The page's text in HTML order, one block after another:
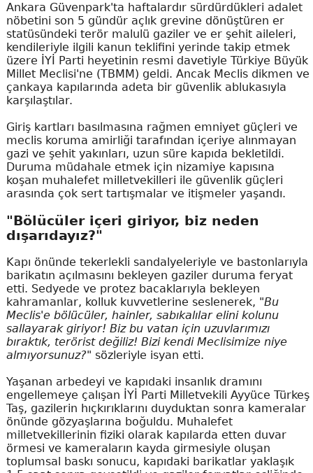
Ankara Güvenpark'ta haftalardır sürdürdükleri adalet
nöbetini son 5 gündür açlık grevine dönüştüren er
statüsündeki terör malulü gaziler ve er şehit aileleri,
kendileriyle ilgili kanun teklifini yerinde takip etmek
üzere İYİ Parti heyetinin resmi davetiyle Türkiye Büyük
Millet Meclisi'ne (TBMM) geldi. Ancak Meclis dikmen ve
çankaya kapılarında adeta bir güvenlik ablukasıyla
karşılaştılar.
Giriş kartları basılmasına rağmen emniyet güçleri ve
meclis koruma amirliği tarafından içeriye alınmayan
gazi ve şehit yakınları, uzun süre kapıda bekletildi.
Duruma müdahale etmek için nizamiye kapısına
koşan muhalefet milletvekilleri ile güvenlik güçleri
arasında çok sert tartışmalar ve itişmeler yaşandı.
"Bölücüler içeri giriyor, biz neden
dışarıdayız?"
Kapı önünde tekerlekli sandalyeleriyle ve bastonlarıyla
barikatın açılmasını bekleyen gaziler duruma feryat
etti. Sedyede ve protez bacaklarıyla bekleyen
kahramanlar, kolluk kuvvetlerine seslenerek, "Bu
Meclis'e bölücüler, hainler, sabıkalılar elini kolunu
sallayarak giriyor! Biz bu vatan için uzuvlarımızı
bıraktık, terörist değiliz! Bizi kendi Meclisimize niye
almıyorsunuz?" sözleriyle isyan etti.
Yaşanan arbedeyi ve kapıdaki insanlık dramını
engellemeye çalışan İYİ Parti Milletvekili Ayyüce Türkeş
Taş, gazilerin hıçkırıklarını duyduktan sonra kameralar
önünde gözyaşlarına boğuldu. Muhalefet
milletvekillerinin fiziki olarak kapılarda etten duvar
örmesi ve kameraların kayda girmesiyle oluşan
toplumsal baskı sonucu, kapıdaki barikatlar yaklaşık